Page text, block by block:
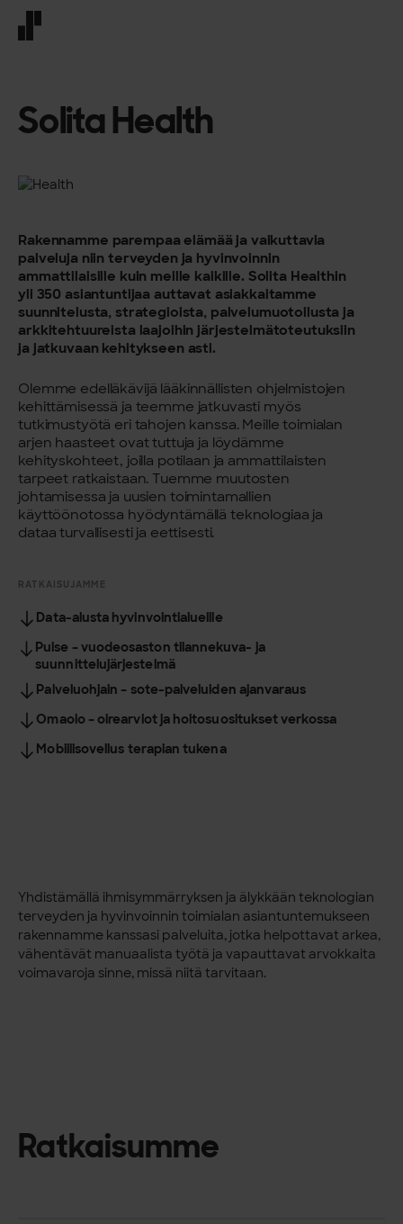
Solita Health
Rakennamme parempaa elämää ja vaikuttavia
palveluja niin terveyden ja hyvinvoinnin
ammattilaisille kuin meille kaikille. Solita Healthin
yli 350 asiantuntijaa auttavat asiakkaitamme
suunnitelusta, strategioista, palvelumuotoilusta ja
arkkitehtuureista laajoihin järjestelmätoteutuksiin
ja jatkuvaan kehitykseen asti.
Olemme edelläkävijä lääkinnällisten ohjelmistojen
kehittämisessä ja teemme jatkuvasti myös
tutkimustyötä eri tahojen kanssa. Meille toimialan
arjen haasteet ovat tuttuja ja löydämme
kehityskohteet, joilla potilaan ja ammattilaisten
tarpeet ratkaistaan. Tuemme muutosten
johtamisessa ja uusien toimintamallien
käyttöönotossa hyödyntämällä teknologiaa ja
dataa turvallisesti ja eettisesti.
RATKAISUJAMME
Data-alusta hyvinvointialueille
Pulse – vuodeosaston tilannekuva- ja
suunnittelujärjestelmä
Palveluohjain – sote-palveluiden ajanvaraus
Omaolo – oirearviot ja hoitosuositukset verkossa
Mobiilisovellus terapian tukena
Yhdistämällä ihmisymmärryksen ja älykkään teknologian
terveyden ja hyvinvoinnin toimialan asiantuntemukseen
rakennamme kanssasi palveluita, jotka helpottavat arkea,
vähentävät manuaalista työtä ja vapauttavat arvokkaita
voimavaroja sinne, missä niitä tarvitaan.
Ratkaisumme